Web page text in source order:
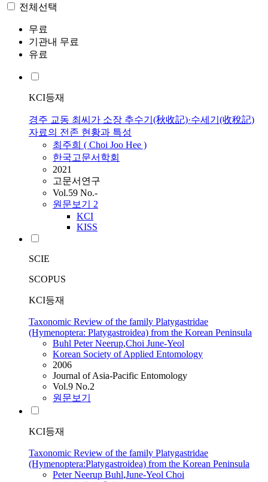
전체선택
무료
기관내 무료
유료
KCI등재
경주 교동 최씨가 소장 추수기(秋收記)·수세기(收稅記)
자료의 전존 현황과 특성
최주희 ( Choi Joo Hee )
한국고문서학회
2021
고문서연구
Vol.59 No.-
원문보기 2
KCI
KISS
SCIE
SCOPUS
KCI등재
Taxonomic Review of the family Platygastridae
(Hymenoptera: Platygastroidea) from the Korean Peninsula
Buhl Peter Neerup,Choi June-Yeol
Korean Society of Applied Entomology
2006
Journal of Asia-Pacific Entomology
Vol.9 No.2
원문보기
KCI등재
Taxonomic Review of the family Platygastridae
(Hymenoptera:Platygastroidea) from the Korean Peninsula
Peter Neerup Buhl,June-Yeol Choi